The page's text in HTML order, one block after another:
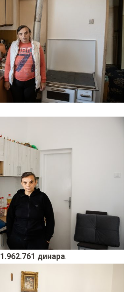
1.962.761 динара.